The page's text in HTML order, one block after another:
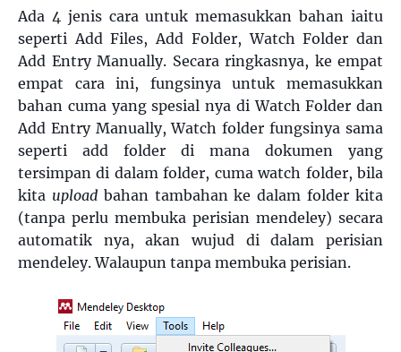
Ada 4 jenis cara untuk memasukkan bahan iaitu
seperti Add Files, Add Folder, Watch Folder dan
Add Entry Manually. Secara ringkasnya, ke empat
empat cara ini, fungsinya untuk memasukkan
bahan cuma yang spesial nya di Watch Folder dan
Add Entry Manually, Watch folder fungsinya sama
seperti add folder di mana dokumen yang
tersimpan di dalam folder, cuma watch folder, bila
kita upload bahan tambahan ke dalam folder kita
(tanpa perlu membuka perisian mendeley) secara
automatik nya, akan wujud di dalam perisian
mendeley. Walaupun tanpa membuka perisian.